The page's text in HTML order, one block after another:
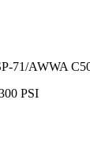
71/AWWA
PSI